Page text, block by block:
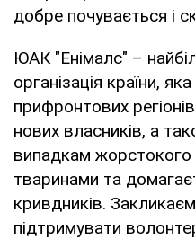
добре почувається і
ЮАК "Енімалс" –
організація країни,
прифронтових
нових власників, а
випадкам
тваринами та
кривдників.
підтримувати